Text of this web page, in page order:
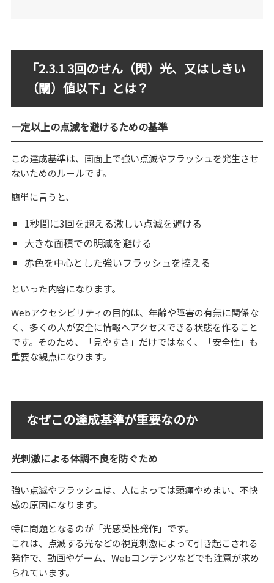
「2.3.1 3回のせん（閃）光、又はしきい
（閾）値以下」とは？
一定以上の点滅を避けるための基準
この達成基準は、画面上で強い点滅やフラッシュを発生させ
ないためのルールです。
簡単に言うと、
1秒間に3回を超える激しい点滅を避ける
大きな面積での明滅を避ける
赤色を中心とした強いフラッシュを控える
といった内容になります。
Webアクセシビリティの目的は、年齢や障害の有無に関係な
く、多くの人が安全に情報へアクセスできる状態を作ること
です。そのため、「見やすさ」だけではなく、「安全性」も
重要な観点になります。
なぜこの達成基準が重要なのか
光刺激による体調不良を防ぐため
強い点滅やフラッシュは、人によっては頭痛やめまい、不快
感の原因になります。
特に問題となるのが「光感受性発作」です。
これは、点滅する光などの視覚刺激によって引き起こされる
発作で、動画やゲーム、Webコンテンツなどでも注意が求め
られています。